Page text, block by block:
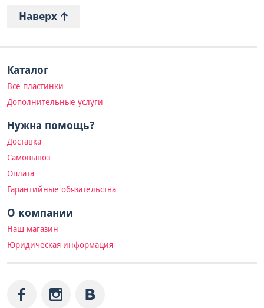
Наверх
Каталог
Все пластинки
Дополнительные услуги
Нужна помощь?
Доставка
Самовывоз
Оплата
Гарантийные обязательства
О компании
Наш магазин
Юридическая информация